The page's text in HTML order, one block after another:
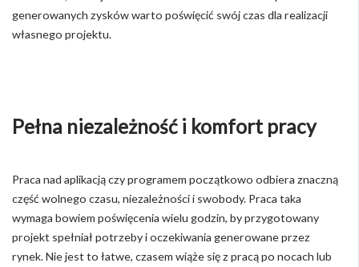
generowanych zysków warto poświęcić swój czas dla realizacji
własnego projektu.
Pełna niezależność i komfort pracy
Praca nad aplikacją czy programem początkowo odbiera znaczną
część wolnego czasu, niezależności i swobody. Praca taka
wymaga bowiem poświęcenia wielu godzin, by przygotowany
projekt spełniał potrzeby i oczekiwania generowane przez
rynek. Nie jest to łatwe, czasem wiąże się z pracą po nocach lub